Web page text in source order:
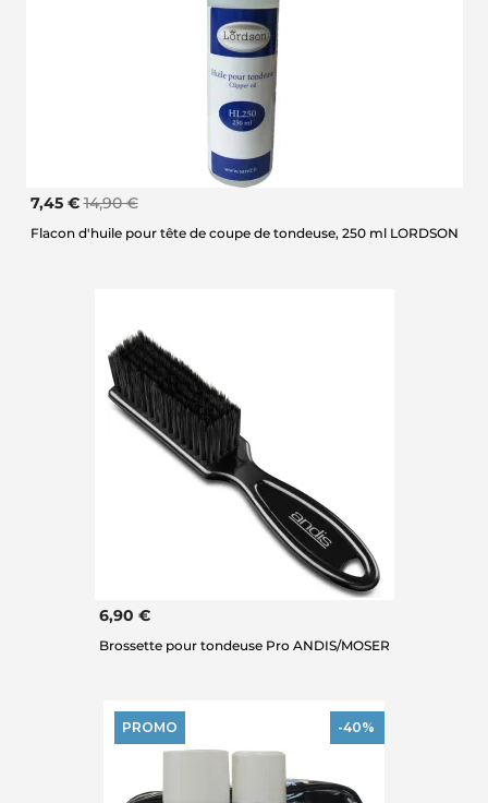
7,45 €14,90 €
Flacon d'huile pour tête de coupe de tondeuse, 250 ml LORDSON
6,90 €
Brossette pour tondeuse Pro ANDIS/MOSER
PROMO -40%